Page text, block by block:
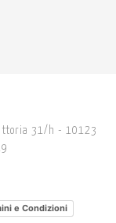
31/h - 10123
e Condizioni